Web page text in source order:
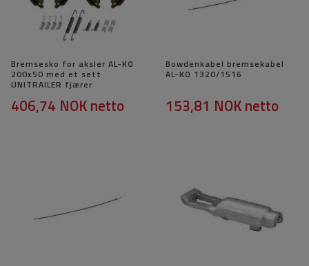
Bremsesko for aksler AL-KO
200x50 med et sett
UNITRAILER fjærer
406,74 NOKnetto
Bowdenkabel bremsekabel
AL-KO 1320/1516
153,81 NOKnetto